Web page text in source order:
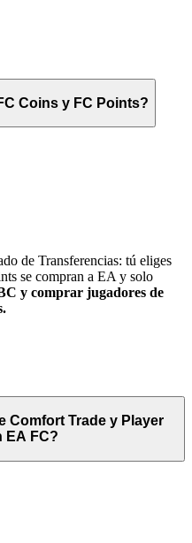
Coins y FC Points?
de Transferencias: tú eliges
se compran a EA y solo
y comprar jugadores de
Comfort Trade y Player
EA FC?